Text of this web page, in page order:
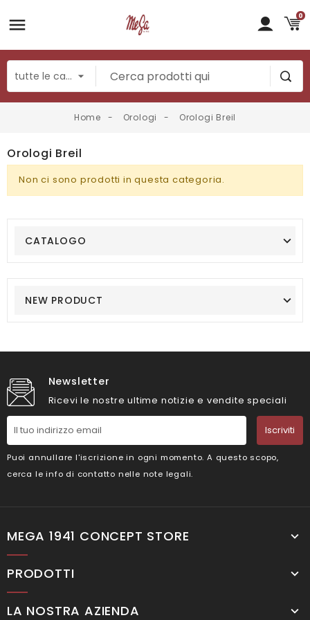
0
Home Orologi Orologi Breil
CATALOGO
NEW PRODUCT
Orologi Breil
Non ci sono prodotti in questa categoria.
Newsletter
Ricevi le nostre ultime notizie e vendite speciali
Iscriviti
Puoi annullare l'iscrizione in ogni momento. A questo scopo,
cerca le info di contatto nelle note legali.
MEGA 1941 CONCEPT STORE
PRODOTTI
LA NOSTRA AZIENDA